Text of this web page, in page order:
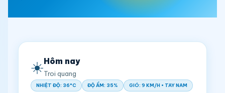
☀️Hôm nay
Troi quang
NHIỆT ĐỘ: 36°C ĐỘ ẨM: 35% GIÓ: 9 KM/H • TAY NAM